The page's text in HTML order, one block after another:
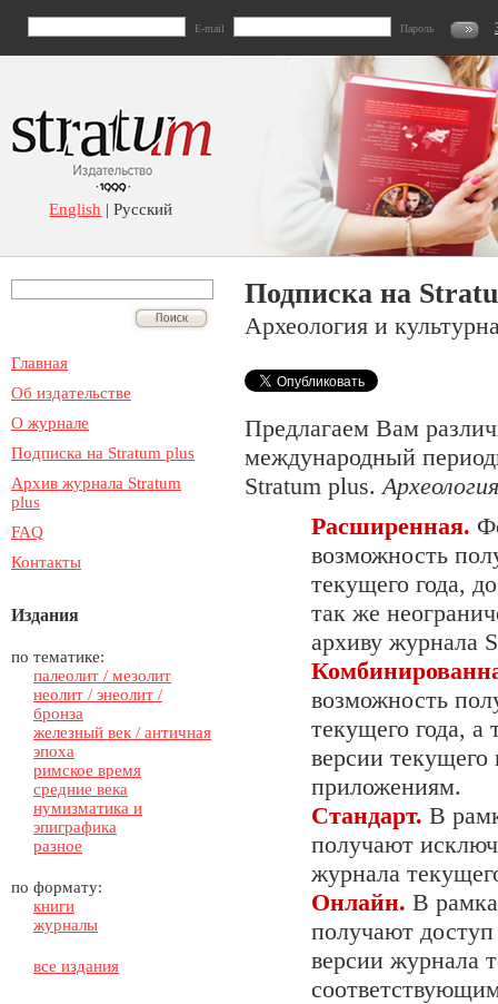
E-mail Пароль
English | Русский
Главная
Об издательстве
О журнале
Подписка на Stratum plus
Архив журнала Stratum
plus
FAQ
Контакты
Издания
по тематике:
палеолит / мезолит
неолит / энеолит /
бронза
железный век / античная
эпоха
римское время
средние века
нумизматика и
эпиграфика
разное
по формату:
книги
журналы
все издания
Подписка на
Археология и
Предлагаем Вам
международный
Stratum plus.
Расширенная.
возможность
текущего года,
так же
архиву журнала
возможность
текущего года, а
версии текущего
приложениям.
Стандарт. В
получают
журнала
Онлайн. В
получают
версии журнала